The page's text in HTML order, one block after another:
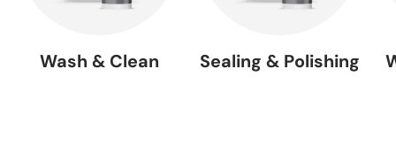
Wash & Clean Sealing & Polishing